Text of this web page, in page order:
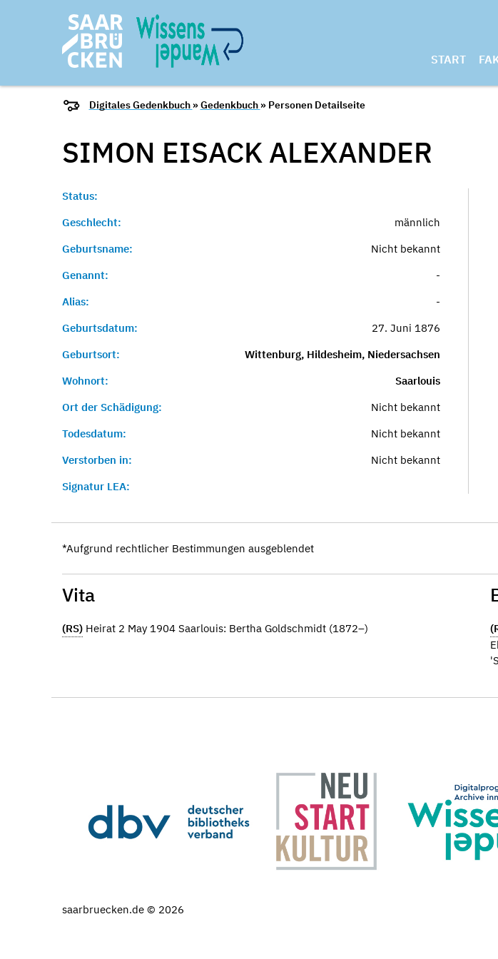
START
Digitales Gedenkbuch »Gedenkbuch » Personen Detailseite
SIMON EISACKALEXANDER
Status:
Geschlecht:
männlich
Geburtsname:
Nicht bekannt
Genannt:
-
Alias:
-
Geburtsdatum:
27. Juni 1876
Geburtsort:
Wittenburg, Hildesheim, Niedersachsen
Wohnort:
Saarlouis
Ort der Schädigung:
Nicht bekannt
Todesdatum:
Nicht bekannt
Verstorben in:
Nicht bekannt
Signatur LEA:
*Aufgrund rechtlicher Bestimmungen ausgeblendet
Vita
(RS) Heirat 2 May 1904 Saarlouis: Bertha Goldschmidt (1872–)
saarbruecken.de © 2026